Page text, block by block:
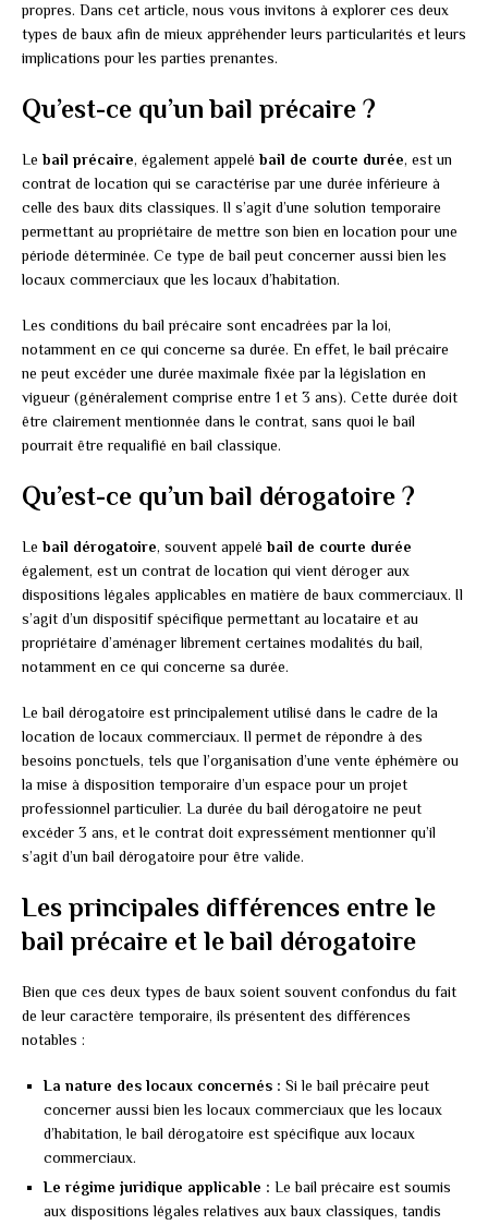
propres. Dans cet article, nous vous invitons à explorer ces deux
types de baux afin de mieux appréhender leurs particularités et leurs
implications pour les parties prenantes.
Qu’est-ce qu’un bail précaire ?
Lebail précaire, également appelébail de courte durée, est un
contrat de location qui se caractérise par une durée inférieure à
celle des baux dits classiques. Il s’agit d’une solution temporaire
permettant au propriétaire de mettre son bien en location pour une
période déterminée. Ce type de bail peut concerner aussi bien les
locaux commerciaux que les locaux d’habitation.
Les conditions du bail précaire sont encadrées par la loi,
notamment en ce qui concerne sa durée. En effet, le bail précaire
ne peut excéder une durée maximale fixée par la législation en
vigueur (généralement comprise entre 1 et 3 ans). Cette durée doit
être clairement mentionnée dans le contrat, sans quoi le bail
pourrait être requalifié en bail classique.
Qu’est-ce qu’un bail dérogatoire ?
Lebail dérogatoire, souvent appelébail de courte durée
également, est un contrat de location qui vient déroger aux
dispositions légales applicables en matière de baux commerciaux. Il
s’agit d’un dispositif spécifique permettant au locataire et au
propriétaire d’aménager librement certaines modalités du bail,
notamment en ce qui concerne sa durée.
Le bail dérogatoire est principalement utilisé dans le cadre de la
location de locaux commerciaux. Il permet de répondre à des
besoins ponctuels, tels que l’organisation d’une vente éphémère ou
la mise à disposition temporaire d’un espace pour un projet
professionnel particulier. La durée du bail dérogatoire ne peut
excéder 3 ans, et le contrat doit expressément mentionner qu’il
s’agit d’un bail dérogatoire pour être valide.
Les principales différences entre le
bail précaire et le bail dérogatoire
Bien que ces deux types de baux soient souvent confondus du fait
de leur caractère temporaire, ils présentent des différences
notables :
La nature des locaux concernés : Si le bail précaire peut
concerner aussi bien les locaux commerciaux que les locaux
d’habitation, le bail dérogatoire est spécifique aux locaux
commerciaux.
Le régime juridique applicable : Le bail précaire est soumis
aux dispositions légales relatives aux baux classiques, tandis